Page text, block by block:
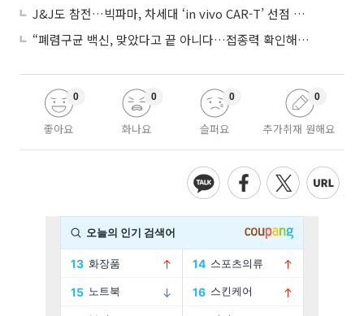
J&J도 참전…빅파마, 차세대 ‘in vivo CAR-T’ 선점 경쟁 본격화
“폐렴구균 백신, 맞았다고 끝 아니다…접종력 확인해야”
좋아요
0
화나요
0
슬퍼요
0
추가취재 원해요
0